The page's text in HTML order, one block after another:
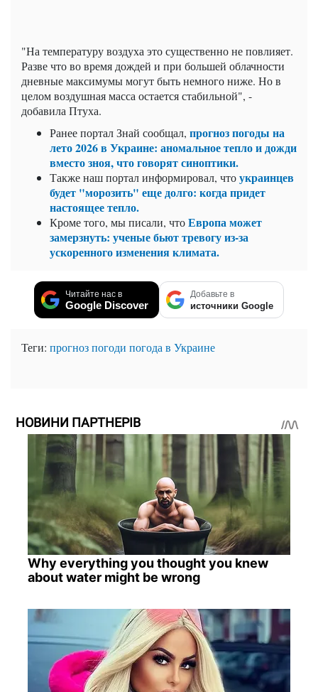
"На температуру воздуха это существенно не повлияет.
Разве что во время дождей и при большей облачности
дневные максимумы могут быть немного ниже. Но в
целом воздушная масса остается стабильной", -
добавила Птуха.
Ранее портал Знай сообщал, прогноз погоды на
лето 2026 в Украине: аномальное тепло и дожди
вместо зноя, что говорят синоптики.
Также наш портал информировал, чтоукраинцев
будет "морозить" еще долго: когда придет
настоящее тепло.
Кроме того, мы писали, чтоЕвропа может
замерзнуть: ученые бьют тревогу из-за
ускоренного изменения климата.
Читайте нас в
Google Discover
Добавьте в
источники Google
Теги: прогноз погоди погода в Украине
НОВИНИ ПАРТНЕРІВ
Why everything you thought you knew
about water might be wrong